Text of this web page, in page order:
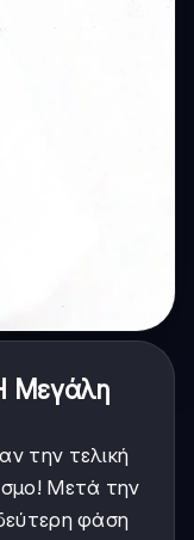
Μεγάλη
την τελική
Μετά την
φάση